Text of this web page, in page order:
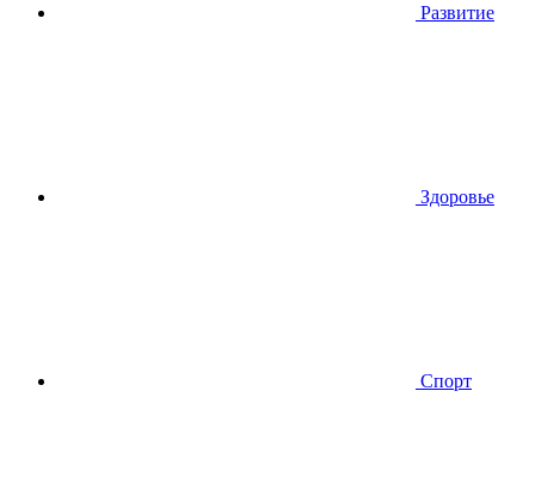
Развитие
Здоровье
Спорт